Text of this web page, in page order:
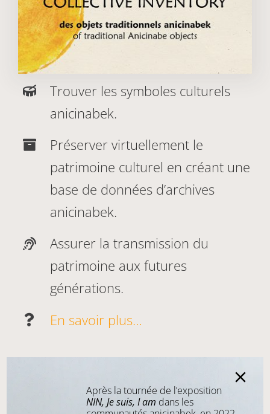
Trouver les symboles culturels
anicinabek.
Préserver virtuellement le
patrimoine culturel en créant une
base de données d’archives
anicinabek.
Assurer la transmission du
patrimoine aux futures
générations.
En savoir plus…
Après la tournée de l’exposition
NIN, Je suis, I am dans les